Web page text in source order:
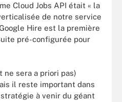
Cloud Jobs API était « la
de notre service
Hire est la première
pré-configurée pour
ne sera a priori pas)
il reste important dans
à venir du géant